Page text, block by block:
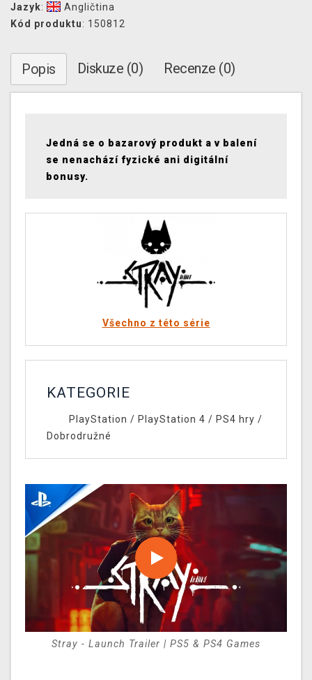
Jazyk:
Angličtina
Kód produktu: 150812
Popis Diskuze (0) Recenze (0)
Jedná se o bazarový produkt a v balení
se nenachází fyzické ani digitální
bonusy.
Všechno z této série
KATEGORIE
PlayStation / PlayStation 4 / PS4 hry /
Dobrodružné
Stray - Launch Trailer | PS5 & PS4 Games